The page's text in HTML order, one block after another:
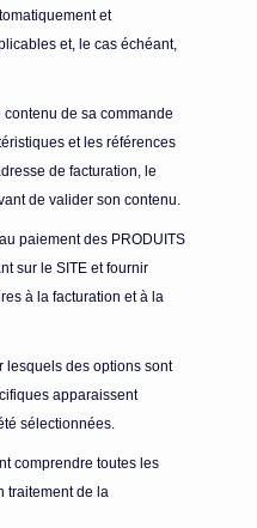
et
et, le cas échéant,
de sa commande
et les références
de facturation, le
de valider son contenu.
paiement des PRODUITS
sur le SITE et fournir
à la facturation et à la
lesquels des options sont
apparaissent
sélectionnées.
comprendre toutes les
traitement de la